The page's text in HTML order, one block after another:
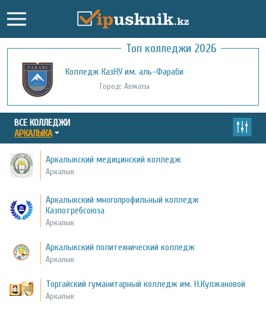
Топ колледжи 2026
Колледж КазНУ им. аль-Фараби
Город: Алматы
ВСЕ КОЛЛЕДЖИ
АРКАЛЫКА
Аркалыкский медицинский колледж
Аркалык
Аркалыкский многопрофильный колледж
Казпотребсоюза
Аркалык
Аркалыкский политехнический колледж
Аркалык
Торгайский гуманитарный колледж им. Н.Кулжановой
Аркалык